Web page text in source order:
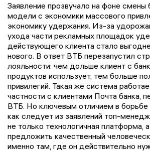
Заявление прозвучало на фоне смены
модели с экономики массового
экономику удержания. Из-за
ухода части рекламных площадок
действующего клиента стало
нового. В ответ ВТБ перезапустил
лояльности: чем дольше клиент с
продуктов использует, тем больше
привилегий. Такая же система
частности с клиентами Почта банка,
ВТБ. Но ключевым отличием в борьбе
как следует из заявлений топ-
не только технологичная платформа,
предложить качественный
именно там, где он действительно